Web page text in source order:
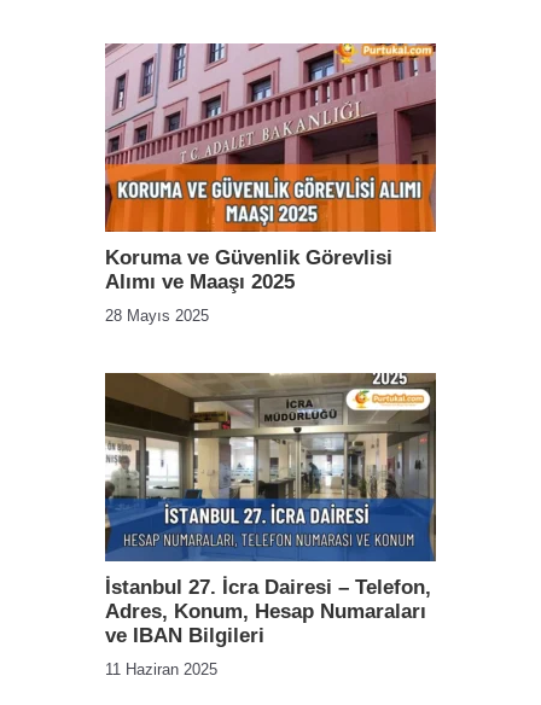
Koruma ve Güvenlik Görevlisi
Alımı ve Maaşı 2025
28 Mayıs 2025
İstanbul 27. İcra Dairesi – Telefon,
Adres, Konum, Hesap Numaraları
ve IBAN Bilgileri
11 Haziran 2025